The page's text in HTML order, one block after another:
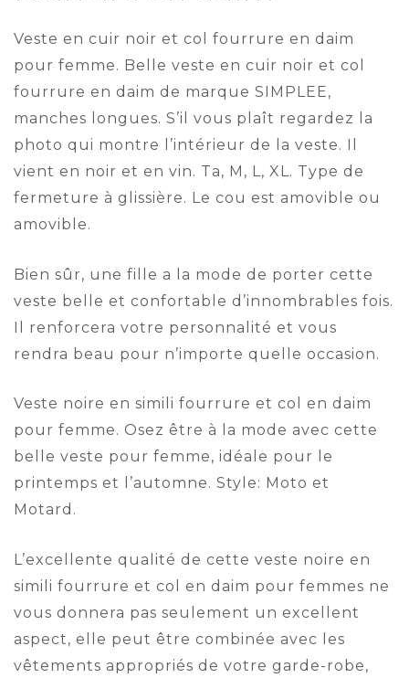
Veste en cuir noir et col fourrure en daim
pour femme. Belle veste en cuir noir et col
fourrure en daim de marque SIMPLEE,
manches longues. S’il vous plaît regardez la
photo qui montre l’intérieur de la veste. Il
vient en noir et en vin. Ta, M, L, XL. Type de
fermeture à glissière. Le cou est amovible ou
amovible.
Bien sûr, une fille a la mode de porter cette
veste belle et confortable d’innombrables fois.
Il renforcera votre personnalité et vous
rendra beau pour n’importe quelle occasion.
Veste noire en simili fourrure et col en daim
pour femme. Osez être à la mode avec cette
belle veste pour femme, idéale pour le
printemps et l’automne. Style: Moto et
Motard.
L’excellente qualité de cette veste noire en
simili fourrure et col en daim pour femmes ne
vous donnera pas seulement un excellent
aspect, elle peut être combinée avec les
vêtements appropriés de votre garde-robe,